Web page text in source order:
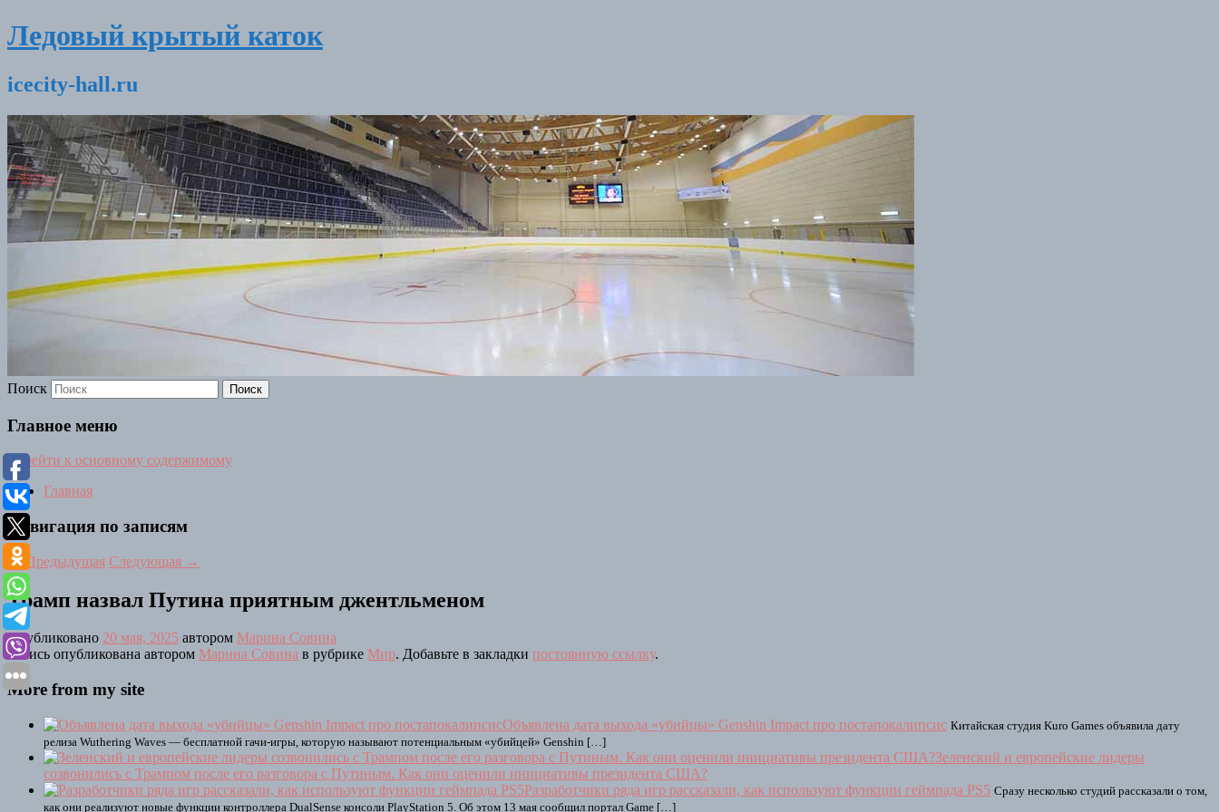
Ледовый крытый каток
icecity-hall.ru
Поиск
Главное меню
Перейти к основному содержимому
Главная
Навигация по записям
←Предыдущая Следующая →
Трамп назвал Путина приятным джентльменом
Опубликовано 20 мая, 2025 автором Марина Совина
Запись опубликована автором Марина Совина в рубрике Мир. Добавьте в закладки постоянную ссылку.
More from my site
Объявлена дата выхода «убийцы» Genshin Impact про постапокалипсис Китайская студия Kuro Games объявила дату
релиза Wuthering Waves — бесплатной гачи-игры, которую называют потенциальным «убийцей» Genshin […]
Зеленский и европейские лидеры
созвонились с Трампом после его разговора с Путиным. Как они оценили инициативы президента США?
Разработчики ряда игр рассказали, как используют функции геймпада PS5 Сразу несколько студий рассказали о том,
как они реализуют новые функции контроллера DualSense консоли PlayStation 5. Об этом 13 мая сообщил портал Game […]